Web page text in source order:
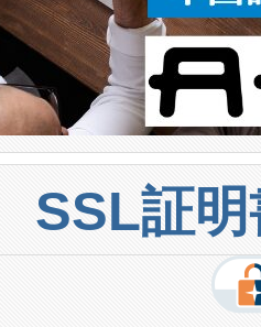
SSL証